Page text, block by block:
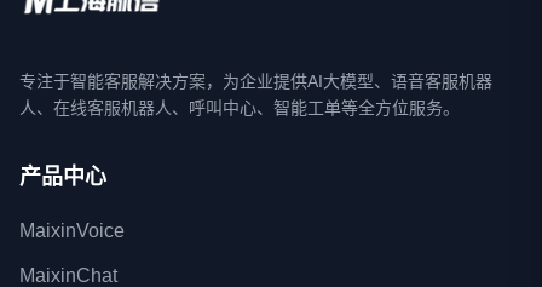
专注于智能客服解决方案，为企业提供AI大模型、语音客服机器
人、在线客服机器人、呼叫中心、智能工单等全方位服务。
产品中心
MaixinVoice
MaixinChat